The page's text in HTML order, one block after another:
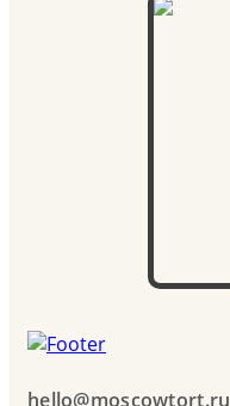
hello@moscowtort.ru